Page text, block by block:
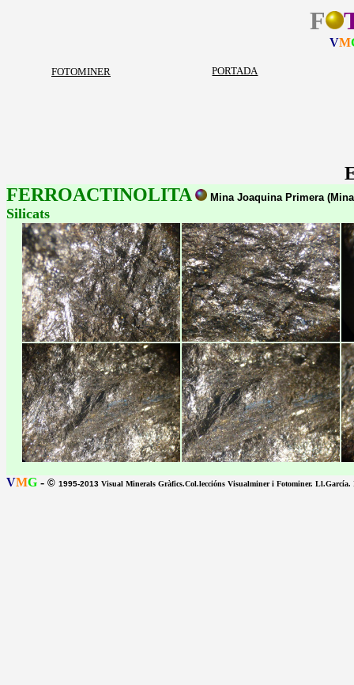
F
VM
FOTOMINER PORTADA
FERROACTINOLITA
Mina Joaquina Primera
Silicats
VMG - © 1995-2013 Visual Minerals Gràfics.Col.leccións Visualminer i Fotominer.